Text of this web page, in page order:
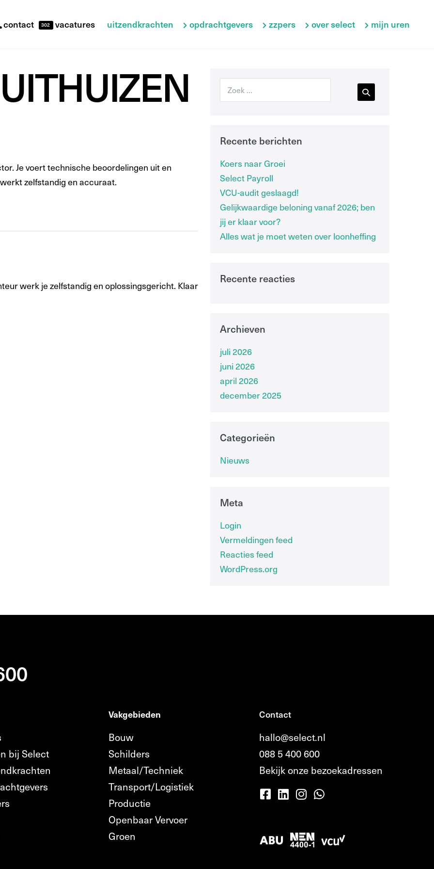
contact 302 vacatures uitzendkrachten opdrachtgevers zzpers over select mijn uren
UITHUIZEN
Je voert technische beoordelingen uit en
zelfstandig en accuraat.
werk je zelfstandig en oplossingsgericht. Klaar
Recente berichten
Koers naar Groei
Select Payroll
VCU-audit geslaagd!
Gelijkwaardige beloning vanaf 2026; ben
jij er klaar voor?
Alles wat je moet weten over loonheffing
Recente reacties
Archieven
juli 2026
juni 2026
april 2026
december 2025
Categorieën
Nieuws
Meta
Login
Vermeldingen feed
Reacties feed
WordPress.org
bij Select
Vakgebieden
Bouw
Schilders
Metaal/Techniek
Transport/Logistiek
Productie
Openbaar Vervoer
Groen
Contact
hallo@select.nl
088 5 400 600
Bekijk onze bezoekadressen